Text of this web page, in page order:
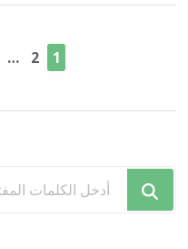
صفحة
1 صفحة
2
…
هل
تبحث